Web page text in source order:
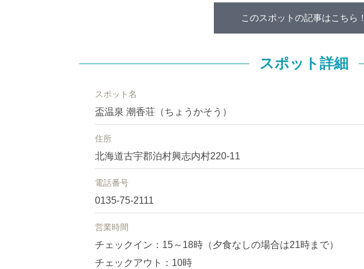
このスポットの記事はこちら！
スポット詳細
スポット名
盃温泉 潮香荘（ちょうかそう）
住所
北海道古宇郡泊村興志内村220-11
電話番号
0135-75-2111
営業時間
チェックイン：15～18時（夕食なしの場合は21時まで）
チェックアウト：10時